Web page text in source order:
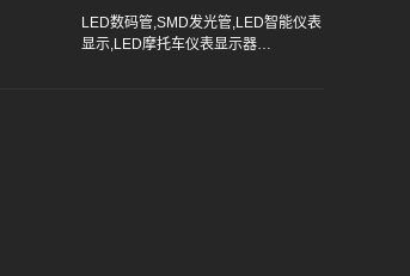
LED数码管,SMD发光管,LED智能仪表
显示,LED摩托车仪表显示器…